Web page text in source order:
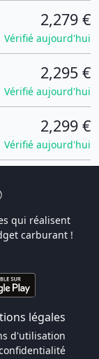
2,279 €
Vérifié aujourd'hui
2,295 €
Vérifié aujourd'hui
2,299 €
Vérifié aujourd'hui
qui réalisent
carburant !
légales
d'utilisation